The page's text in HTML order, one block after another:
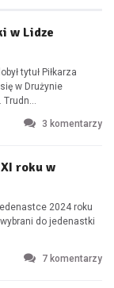
w Lidze
tytuł Piłkarza
w Drużynie
3 komentarzy
roku w
2024 roku
do jedenastki
7 komentarzy